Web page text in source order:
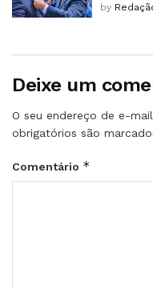
by
Deixe um
O seu endereço de e-
obrigatórios são
Comentário *